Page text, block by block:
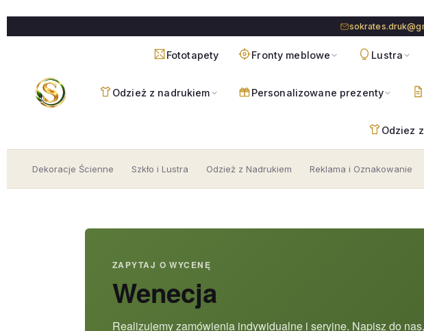
do
Fototapety Fronty meblowe Lustra
Odzież z nadrukiem Personalizowane prezenty
Odziez
Dekoracje Ścienne Szkło i Lustra Odzież z Nadrukiem Reklama i Oznakowanie
ZAPYTAJ O WYCENĘ
Wenecja
Realizujemy zamówienia indywidualne i seryjne. Napisz do